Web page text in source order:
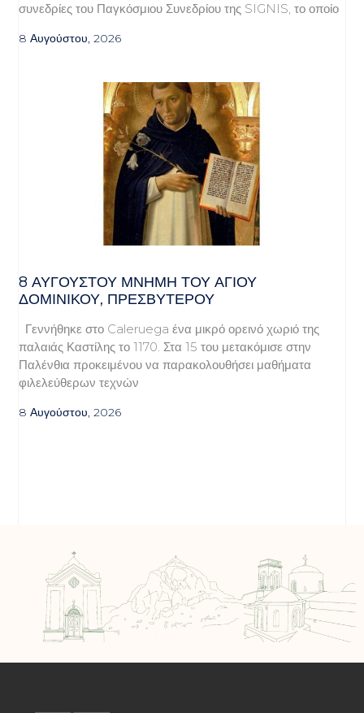
συνεδρίες του Παγκόσμιου Συνεδρίου της SIGNIS, το οποίο
8 Αυγούστου, 2026
8 ΑΥΓΟΥΣΤΟΥ ΜΝΗΜΗ ΤΟΥ ΑΓΙΟΥ
ΔΟΜΙΝΙΚΟΥ, ΠΡΕΣΒΥΤΕΡΟΥ
Γεννήθηκε στο Caleruega ένα μικρό ορεινό χωριό της
παλαιάς Καστίλης το 1170. Στα 15 του μετακόμισε στην
Παλένθια προκειμένου να παρακολουθήσει μαθήματα
φιλελεύθερων τεχνών
8 Αυγούστου, 2026